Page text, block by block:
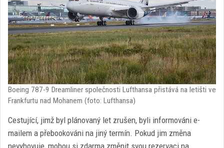
Boeing 787-9 Dreamliner společnosti Lufthansa přistává na letišti ve
Frankfurtu nad Mohanem (foto: Lufthansa)
Cestující, jimž byl plánovaný let zrušen, byli informováni e-
mailem a přebookováni na jiný termín. Pokud jim změna
nevyhovuje, mohou si zdarma změnit svou rezervaci na